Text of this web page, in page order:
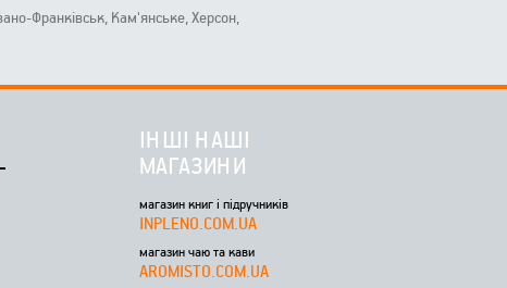
Франківськ, Кам'янське, Херсон,
ІНШІ НАШІ
МАГАЗИНИ
магазин книг і підручників
INPLENO.COM.UA
магазин чаю та кави
AROMISTO.COM.UA